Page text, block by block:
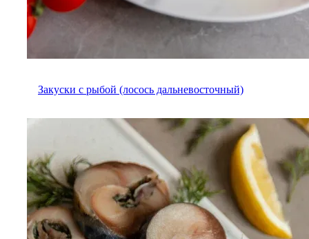
Закуски с рыбой (лосось дальневосточный)